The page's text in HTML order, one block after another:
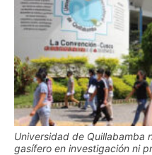
Universidad de Quillabamba
gasífero en investigación ni